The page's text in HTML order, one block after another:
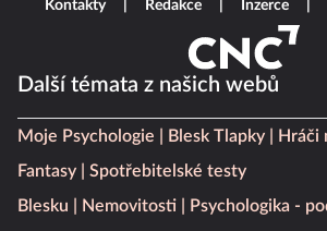
Další témata z našich webů
Moje Psychologie Blesk Tlapky Hráči
Fantasy
Spotřebitelské testy
Blesku
Nemovitosti
Psychologika -
Kontakty Redakce Inzerce